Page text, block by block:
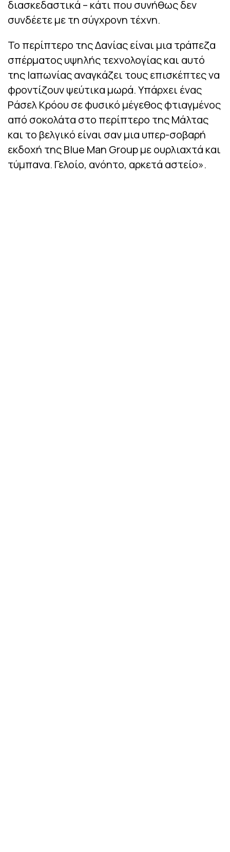
διασκεδαστικά – κάτι που συνήθως δεν
συνδέετε με τη σύγχρονη τέχνη.
Το περίπτερο της Δανίας είναι μια τράπεζα
σπέρματος υψηλής τεχνολογίας και αυτό
της Ιαπωνίας αναγκάζει τους επισκέπτες να
φροντίζουν ψεύτικα μωρά. Υπάρχει ένας
Ράσελ Κρόου σε φυσικό μέγεθος φτιαγμένος
από σοκολάτα στο περίπτερο της Μάλτας
και το βελγικό είναι σαν μια υπερ-σοβαρή
εκδοχή της Blue Man Group με ουρλιαχτά και
τύμπανα. Γελοίο, ανόητο, αρκετά αστείο».